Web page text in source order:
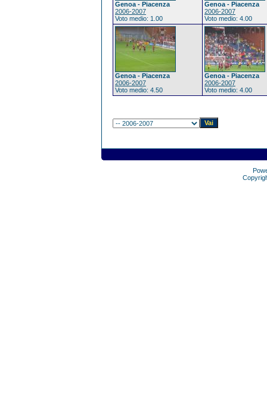
Genoa - Piacenza
2006-2007
Voto medio: 1.00
Genoa - Piacenza
2006-2007
Voto medio: 4.00
Genoa - Piacenza
2006-2007
Voto medio: 4.50
Genoa - Piacenza
2006-2007
Voto medio: 4.00